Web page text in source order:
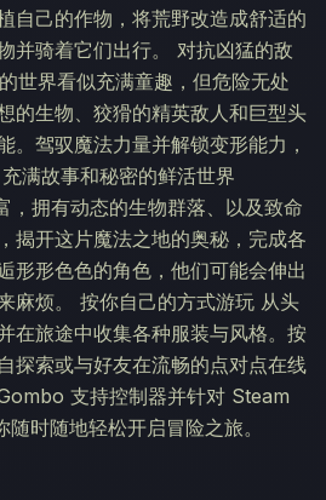
自己的作物，将荒野改造成舒适的
并骑着它们出行。 对抗凶猛的敌
世界看似充满童趣，但危险无处
的生物、狡猾的精英敌人和巨型头
。驾驭魔法力量并解锁变形能力，
满故事和秘密的鲜活世界
拥有动态的生物群落、以及致命
揭开这片魔法之地的奥秘，完成各
形形色色的角色，他们可能会伸出
麻烦。 按你自己的方式游玩 从头
在旅途中收集各种服装与风格。按
探索或与好友在流畅的点对点在线
支持控制器并针对 Steam
时随地轻松开启冒险之旅。